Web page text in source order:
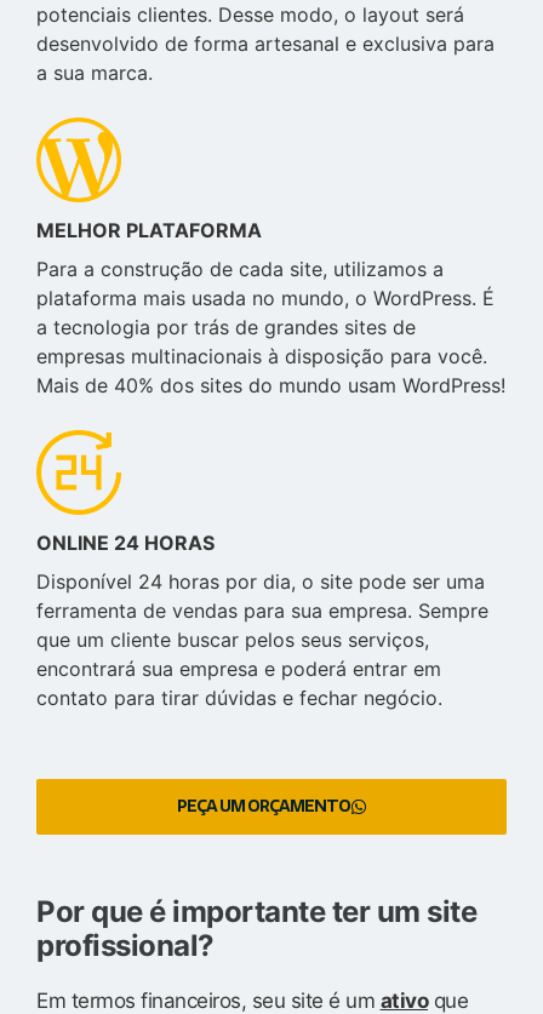
potenciais clientes. Desse modo, o layout será
desenvolvido de forma artesanal e exclusiva para
a sua marca.
MELHOR PLATAFORMA
Para a construção de cada site, utilizamos a
plataforma mais usada no mundo, o WordPress. É
a tecnologia por trás de grandes sites de
empresas multinacionais à disposição para você.
Mais de 40% dos sites do mundo usam WordPress!
ONLINE 24 HORAS
Disponível 24 horas por dia, o site pode ser uma
ferramenta de vendas para sua empresa. Sempre
que um cliente buscar pelos seus serviços,
encontrará sua empresa e poderá entrar em
contato para tirar dúvidas e fechar negócio.
PEÇA UM ORÇAMENTO
Por que é importante ter um site
profissional?
Em termos financeiros, seu site é um ativoque